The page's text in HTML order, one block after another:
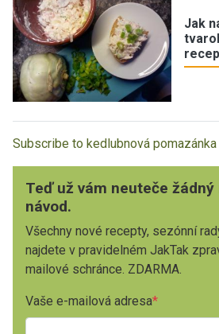
Jak
Subscribe to kedlubnová pomazánka
Teď už vám neuteče
návod.
Všechny nové recepty, sezónní
najdete v pravidelném JakTak
mailové schránce. ZDARMA.
Vaše e-mailová adresa